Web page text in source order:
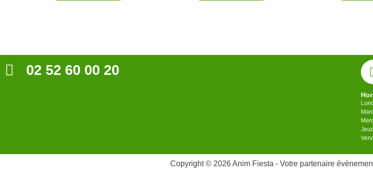
02 52 60 00 20
Copyright © 2026 Anim Fiesta - Votre partenaire